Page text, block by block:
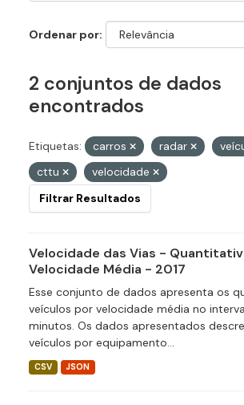
Ordenar por
2 conjuntos de dados
encontrados
Etiquetas: carros radar
cttu
velocidade
Filtrar Resultados
Velocidade das Vias -
Velocidade Média - 2017
Esse conjunto de dados apresenta os
veículos por velocidade média no
minutos. Os dados apresentados
veículos por equipamento...
CSV JSON